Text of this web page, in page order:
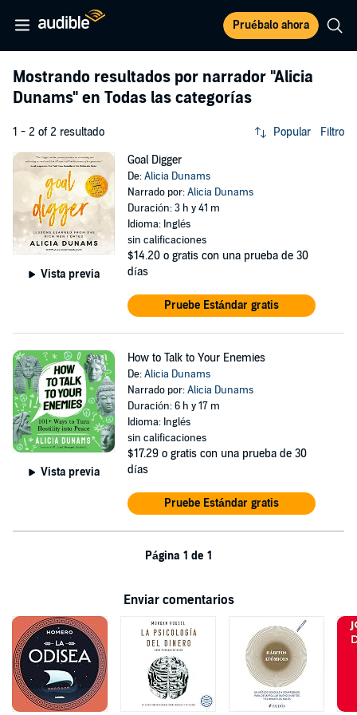
Pruébalo ahora
Mostrando resultados por narrador "Alicia
Dunams" en Todas las categorías
1 - 2 of 2 resultado Popular Filtro
Vista previa
Goal Digger
De:Alicia Dunams
Narrado por:Alicia Dunams
Duración: 3 h y 41 m
Idioma: Inglés
sin calificaciones
$14.20 o gratis con una prueba de 30
días
Pruebe Estándar gratis
Vista previa
How to Talk to Your Enemies
De:Alicia Dunams
Narrado por:Alicia Dunams
Duración: 6 h y 17 m
Idioma: Inglés
sin calificaciones
$17.29 o gratis con una prueba de 30
días
Pruebe Estándar gratis
Página 1 de 1
Enviar comentarios